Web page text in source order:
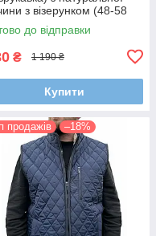
з візерунком (48-58
до відправки
₴ 1 190 ₴
Купити
продажів –18%